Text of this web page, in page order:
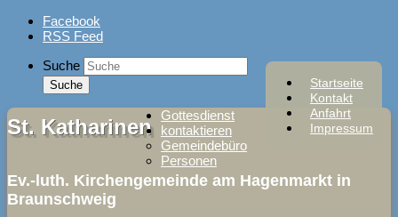
Skip
Facebook
RSS Feed
Startseite
Kontakt
Anfahrt
Impressum
Suche
St. Katharinen
Ev.-luth. Kirchengemeinde am Hagenmarkt in
Braunschweig
Gottesdienst
kontaktieren
Gemeindebüro
Personen